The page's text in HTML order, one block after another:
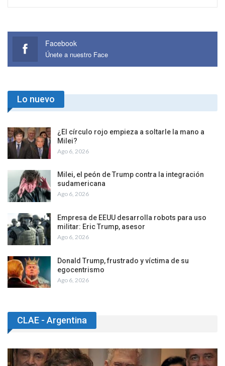
Facebook
Únete a nuestro Face
Lo nuevo
¿El círculo rojo empieza a soltarle la mano a
Milei?
Ago 6, 2026
Milei, el peón de Trump contra la integración
sudamericana
Ago 6, 2026
Empresa de EEUU desarrolla robots para uso
militar: Eric Trump, asesor
Ago 6, 2026
Donald Trump, frustrado y víctima de su
egocentrismo
Ago 6, 2026
CLAE - Argentina